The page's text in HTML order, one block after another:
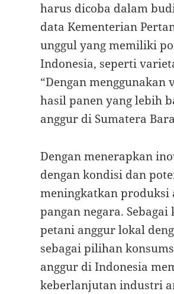
harus dicoba dalam
data Kementerian
unggul yang memiliki
Indonesia, seperti
“Dengan
hasil panen yang lebih
anggur di Sumatera
Dengan menerapkan
dengan kondisi dan
meningkatkan
pangan negara.
petani anggur lokal
sebagai pilihan
anggur di Indonesia
keberlanjutan industri